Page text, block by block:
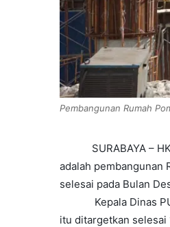
Pembangunan Rumah
SURABAYA –
adalah pembangunan
selesai pada Bulan
Kepala Dinas
itu ditargetkan selesai